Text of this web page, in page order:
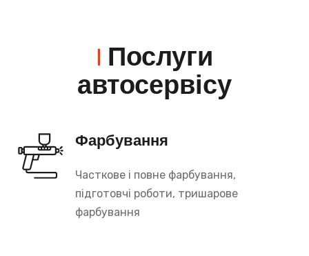
| Послуги
автосервісу
Фарбування
Часткове і повне фарбування,
підготовчі роботи, тришарове
фарбування